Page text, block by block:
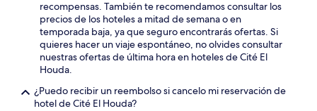
recompensas. También te recomendamos consultar los
precios de los hoteles a mitad de semana o en
temporada baja, ya que seguro encontrarás ofertas. Si
quieres hacer un viaje espontáneo, no olvides consultar
nuestras ofertas de última hora en hoteles de Cité El
Houda.
¿Puedo recibir un reembolso si cancelo mi reservación de
hotel de Cité El Houda?